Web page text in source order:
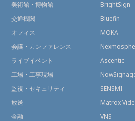
美術館・博物館
交通機関
オフィス
会議・カンファレンス
ライブイベント
工場・工事現場
監視・セキュリティ
放送
金融
BrightSign
Bluefin
MOKA
Ascentic
SENSMI
Matrox
VNS